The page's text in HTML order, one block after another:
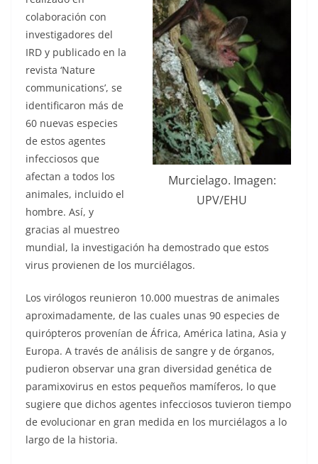
Murcielago. Imagen:
UPV/EHU
colaboración con
investigadores del
IRD y publicado en la
revista ‘Nature
communications’, se
identificaron más de
60 nuevas especies
de estos agentes
infecciosos que
afectan a todos los
animales, incluido el
hombre. Así, y
gracias al muestreo
mundial, la investigación ha demostrado que estos
virus provienen de los murciélagos.
Los virólogos reunieron 10.000 muestras de animales
aproximadamente, de las cuales unas 90 especies de
quirópteros provenían de África, América latina, Asia y
Europa. A través de análisis de sangre y de órganos,
pudieron observar una gran diversidad genética de
paramixovirus en estos pequeños mamíferos, lo que
sugiere que dichos agentes infecciosos tuvieron tiempo
de evolucionar en gran medida en los murciélagos a lo
largo de la historia.